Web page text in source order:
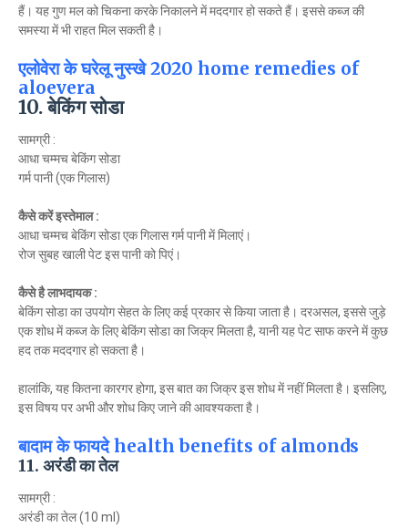
हैं। यह गुण मल को चिकना करके निकालने में मददगार हो सकते हैं। इससे कब्ज की
समस्या में भी राहत मिल सकती है।
एलोवेरा के घरेलू नुस्खे 2020 home remedies of
aloevera
10. बेकिंग सोडा
सामग्री :
आधा चम्मच बेकिंग सोडा
गर्म पानी (एक गिलास)
कैसे करें इस्तेमाल :
आधा चम्मच बेकिंग सोडा एक गिलास गर्म पानी में मिलाएं।
रोज सुबह खाली पेट इस पानी को पिएं।
कैसे है लाभदायक :
बेकिंग सोडा का उपयोग सेहत के लिए कई प्रकार से किया जाता है। दरअसल, इससे जुड़े
एक शोध में कब्ज के लिए बेकिंग सोडा का जिक्र मिलता है, यानी यह पेट साफ करने में कुछ
हद तक मददगार हो सकता है।
हालांकि, यह कितना कारगर होगा, इस बात का जिक्र इस शोध में नहीं मिलता है। इसलिए,
इस विषय पर अभी और शोध किए जाने की आवश्यकता है।
बादाम के फायदे health benefits of almonds
11. अरंडी का तेल
सामग्री :
अरंडी का तेल (10 ml)